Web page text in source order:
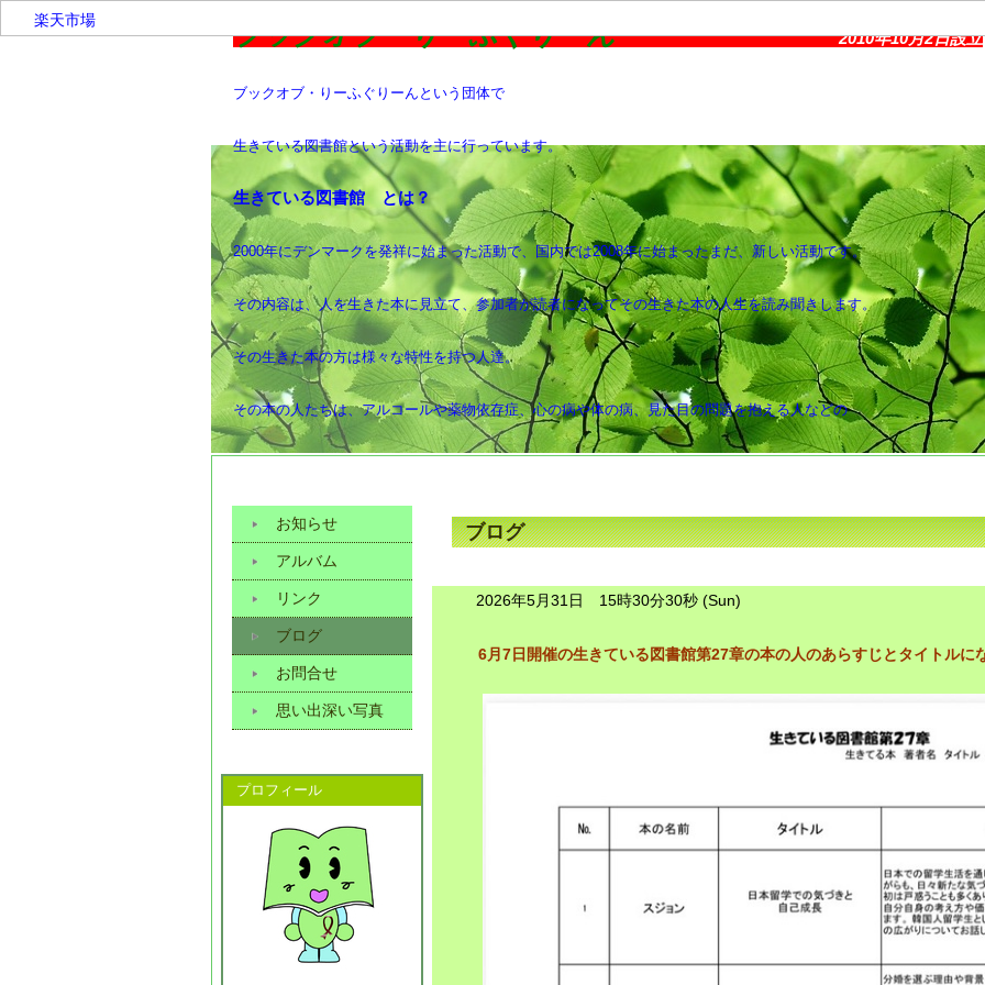
楽天市場 ブックオブ・りーふぐりーん2010年10月2日設立
ブックオブ・りーふぐりーんという団体で
生きている図書館という活動を主に行っています。
生きている図書館 とは？
2000年にデンマークを発祥に始まった活動で、国内では2008年に始まったまだ、新しい活動です。
その内容は、人を生きた本に見立て、参加者が読者になってその生きた本の人生を読み聞きします。
その生きた本の方は様々な特性を持つ人達。
その本の人たちは、アルコールや薬物依存症、心の病や体の病、見た目の問題を抱える人などの
これらの特徴を有する生きた本の話しを聞く事で、新しい発見や当事者問題を考える機会を作る活動です
ブログ
2026年5月31日 15時30分30秒 (Sun)
6月7日開催の生きている図書館第27章の本の人のあらすじとタイトルに
お知らせ
アルバム
リンク
ブログ
お問合せ
思い出深い写真
プロフィール